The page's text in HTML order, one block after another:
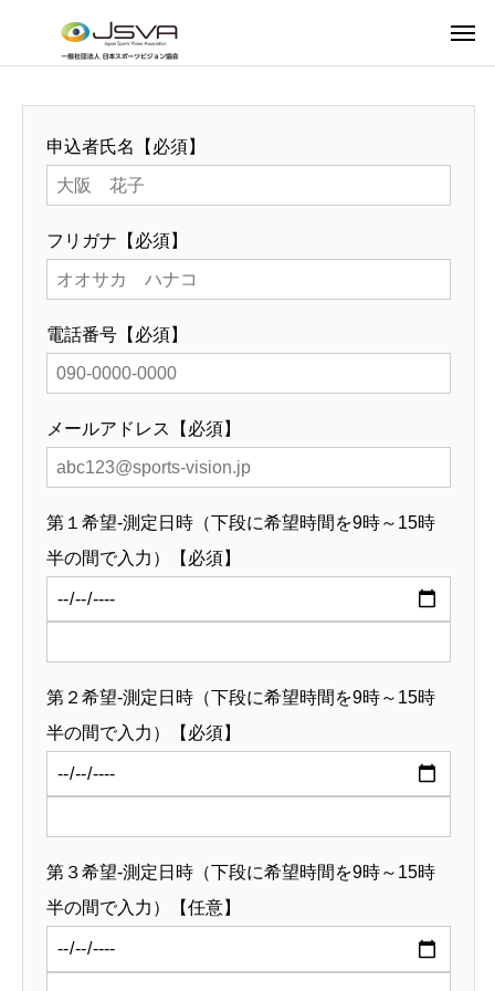
申込者氏名【必須】
フリガナ【必須】
電話番号【必須】
メールアドレス【必須】
第１希望-測定日時（下段に希望時間を9時～15時
半の間で入力）【必須】
第２希望-測定日時（下段に希望時間を9時～15時
半の間で入力）【必須】
第３希望-測定日時（下段に希望時間を9時～15時
半の間で入力）【任意】